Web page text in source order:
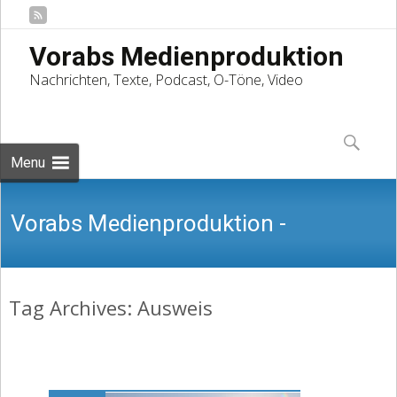
Vorabs Medienproduktion
Nachrichten, Texte, Podcast, O-Töne, Video
Menu
to
content
Suchen
nach:
Vorabs Medienproduktion -
Nachrichten, Texte, Podcast, O-Töne,
Tag Archives: Ausweis